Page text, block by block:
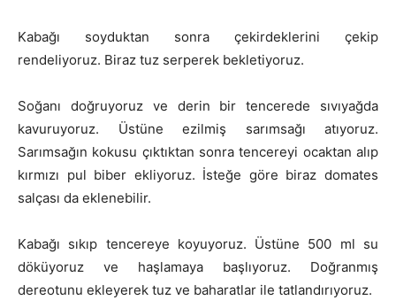
Kabağı soyduktan sonra çekirdeklerini çekip
rendeliyoruz. Biraz tuz serperek bekletiyoruz.
Soğanı doğruyoruz ve derin bir tencerede sıvıyağda
kavuruyoruz. Üstüne ezilmiş sarımsağı atıyoruz.
Sarımsağın kokusu çıktıktan sonra tencereyi ocaktan alıp
kırmızı pul biber ekliyoruz. İsteğe göre biraz domates
salçası da eklenebilir.
Kabağı sıkıp tencereye koyuyoruz. Üstüne 500 ml su
döküyoruz ve haşlamaya başlıyoruz. Doğranmış
dereotunu ekleyerek tuz ve baharatlar ile tatlandırıyoruz.